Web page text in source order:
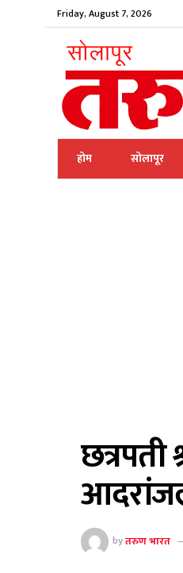
Friday, August 7, 2026
होम सोलापूर
छत्रपती
byतरुण भारत